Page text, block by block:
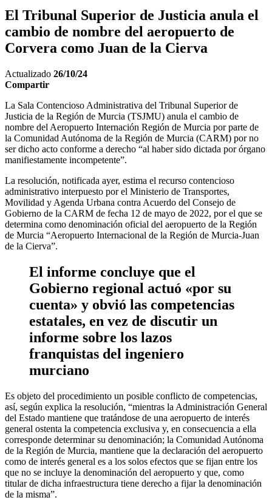
El Tribunal Superior de Justicia anula el
cambio de nombre del aeropuerto de
Corvera como Juan de la Cierva
Actualizado 26/10/24
Compartir
La Sala Contencioso Administrativa del Tribunal Superior de
Justicia de la Región de Murcia (TSJMU) anula el cambio de
nombre del Aeropuerto Internación Región de Murcia por parte de
la Comunidad Autónoma de la Región de Murcia (CARM) por no
ser dicho acto conforme a derecho “al haber sido dictada por órgano
manifiestamente incompetente”.
La resolución, notificada ayer, estima el recurso contencioso
administrativo interpuesto por el Ministerio de Transportes,
Movilidad y Agenda Urbana contra Acuerdo del Consejo de
Gobierno de la CARM de fecha 12 de mayo de 2022, por el que se
determina como denominación oficial del aeropuerto de la Región
de Murcia “Aeropuerto Internacional de la Región de Murcia-Juan
de la Cierva”.
El informe concluye que el
Gobierno regional actuó «por su
cuenta» y obvió las competencias
estatales, en vez de discutir un
informe sobre los lazos
franquistas del ingeniero
murciano
Es objeto del procedimiento un posible conflicto de competencias,
así, según explica la resolución, “mientras la Administración General
del Estado mantiene que tratándose de una aeropuerto de interés
general ostenta la competencia exclusiva y, en consecuencia a ella
corresponde determinar su denominación; la Comunidad Autónoma
de la Región de Murcia, mantiene que la declaración del aeropuerto
como de interés general es a los solos efectos que se fijan entre los
que no se incluye la denominación del aeropuerto y que, como
titular de dicha infraestructura tiene derecho a fijar la denominación
de la misma”.